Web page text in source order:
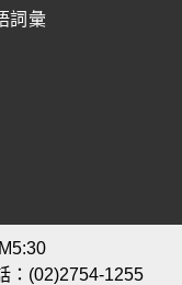
詞彙
：(02)2754-1255